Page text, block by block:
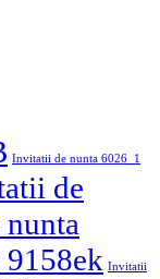
Invitatii de nunta 6026_1
de
Invitatii